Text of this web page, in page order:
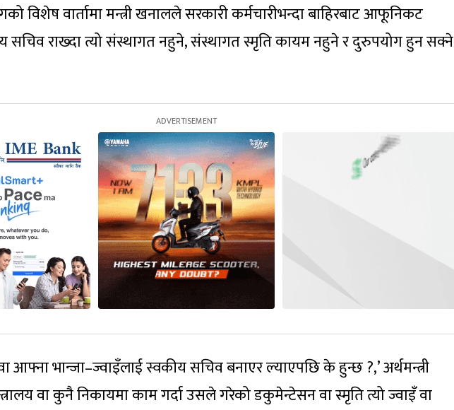
विशेष वार्तामा मन्त्री खनालले सरकारी कर्मचारीभन्दा बाहिरबाट आफूनिकट
सचिव राख्दा त्यो संस्थागत नहुने, संस्थागत स्मृति कायम नहुने र दुरुपयोग हुन सक्ने
आफ्ना भान्जा–ज्वाइँलाई स्वकीय सचिव बनाएर ल्याएपछि के हुन्छ ?,’ अर्थमन्त्री
वा कुनै निकायमा काम गर्दा उसले गरेको डकुमेन्टेसन वा स्मृति त्यो ज्वाइँ वा